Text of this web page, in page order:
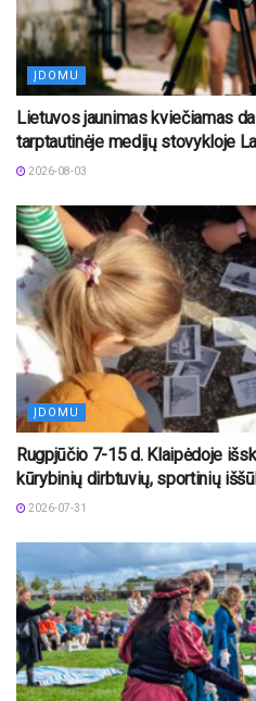
ĮDOMU
Lietuvos jaunimas kviečiamas
tarptautinėje medijų stovykloje
2026-08-03
ĮDOMU
Rugpjūčio 7-15 d. Klaipėdoje
kūrybinių dirbtuvių, sportinių
2026-07-31